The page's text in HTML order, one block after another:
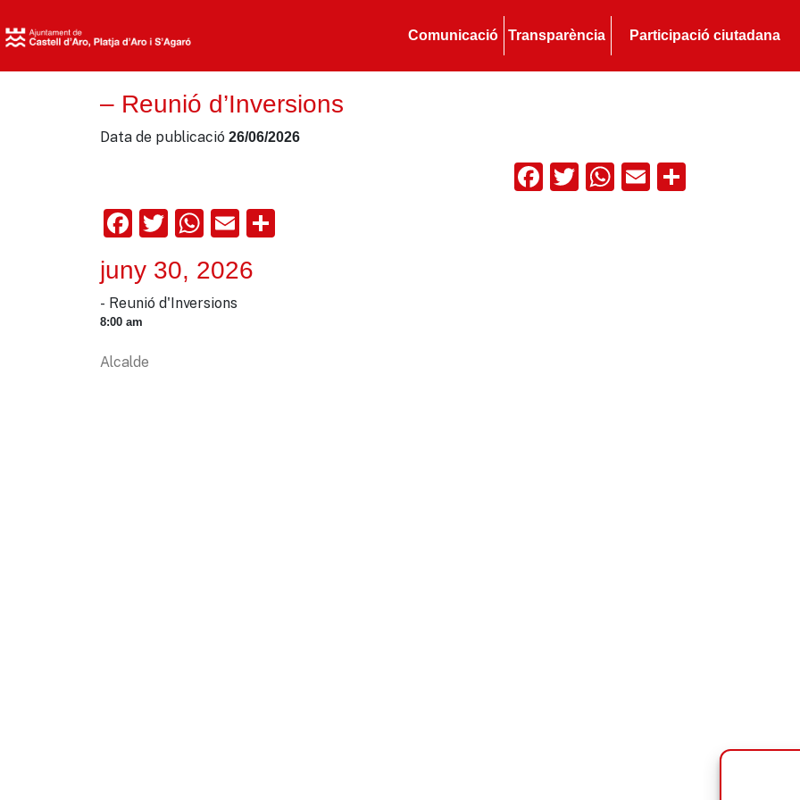
Comunicació Transparència Participació ciutadana
– Reunió d’Inversions
Data de publicació 26/06/2026
Facebook
Twitter
WhatsApp
Email
Facebook
Twitter
WhatsApp
Email
juny 30, 2026
- Reunió d'Inversions
8:00 am
Alcalde